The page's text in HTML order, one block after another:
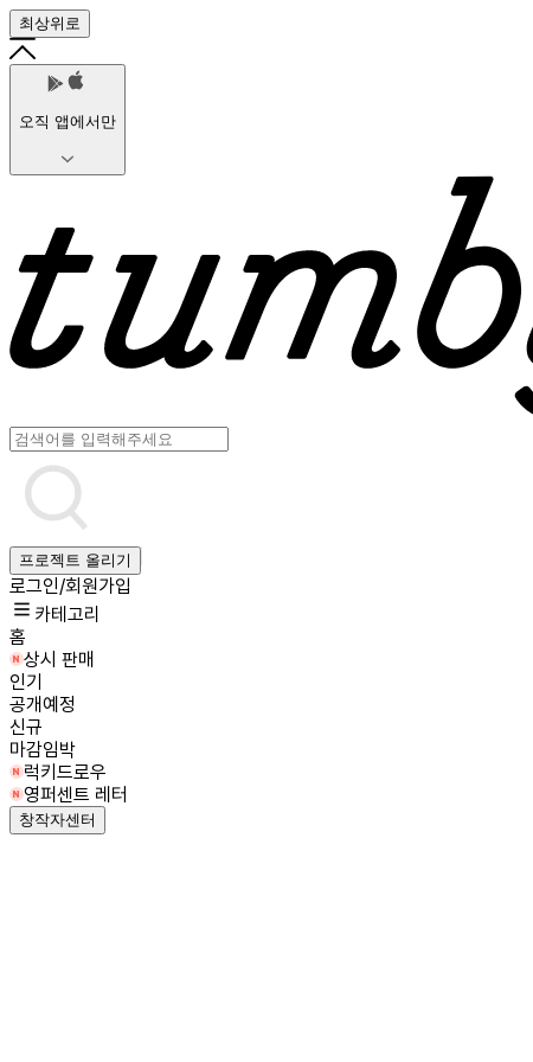
최상위로
오직 앱에서만
프로젝트 올리기
로그인/회원가입
카테고리
홈
상시 판매
인기
공개예정
신규
마감임박
럭키드로우
영퍼센트 레터
창작자센터